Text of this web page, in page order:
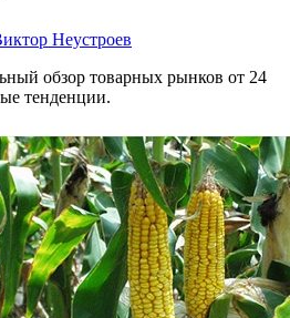
Неустроев
обзор товарных рынков от 24
тенденции.